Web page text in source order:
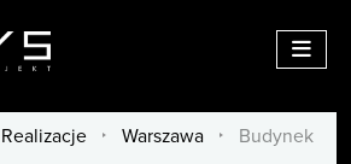
Menu
Realizacje / Warszawa /
Budynek